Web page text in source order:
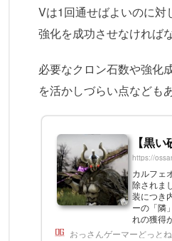
Vは1回通せばよいのに対
強化を成功させなければ
必要なクロン石数や強化
を活かしづらい点なども
【黒
https://
カルフェ
除されま
装につき
ーの「隣
れの獲得
ます。
おっさんゲーマーどっと